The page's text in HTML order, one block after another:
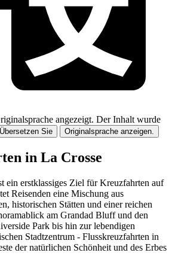
angezeigt. Der Inhalt wurde
Übersetzen Sie Originalsprache anzeigen.
in La Crosse
ein erstklassiges Ziel für Kreuzfahrten auf
Reisenden eine Mischung aus
historischen Stätten und einer reichen
am Grandad Bluff und den
Park bis hin zur lebendigen
Stadtzentrum - Flusskreuzfahrten in
der natürlichen Schönheit und des Erbes